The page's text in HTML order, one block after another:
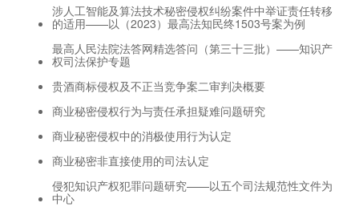
涉人工智能及算法技术秘密侵权纠纷案件中举证责任转移
的适用——以（2023）最高法知民终1503号案为例
最高人民法院法答网精选答问（第三十三批）——知识产
权司法保护专题
贵酒商标侵权及不正当竞争案二审判决概要
商业秘密侵权行为与责任承担疑难问题研究
商业秘密侵权中的消极使用行为认定
商业秘密非直接使用的司法认定
侵犯知识产权犯罪问题研究——以五个司法规范性文件为
中心